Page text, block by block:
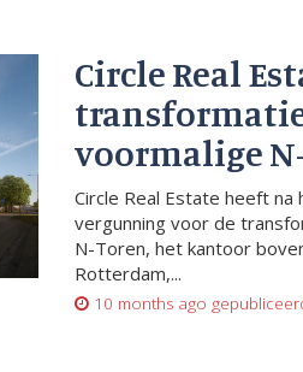
Circle Real
voormalige
Circle Real Estate heeft
vergunning voor de
N-Toren, het kantoor
Rotterdam,...
10 months ago